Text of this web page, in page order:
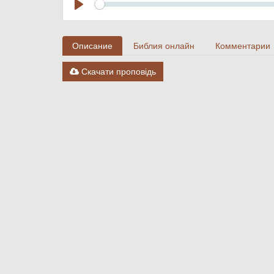
Seek
Описание Библия онлайн Комментарии
Скачати проповідь